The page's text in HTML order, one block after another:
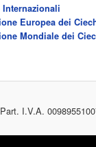
Internazionali
Europea dei
Mondiale dei
I.V.A.